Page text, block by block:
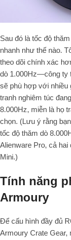
Sau đó là tốc độ
nhanh như thế nào.
theo dõi chính xác
dò 1.000Hz—công ty
sẽ phù hợp với nhiều
tranh nghiêm túc
8.000Hz, miễn là họ
chọn. (Lưu ý rằng
tốc độ thăm dò
Alienware Pro, cả
Mini.)
Tính năng
Armoury
Để cấu hình đầy đủ
Armoury Crate